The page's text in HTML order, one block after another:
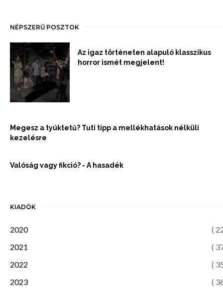
NÉPSZERŰ POSZTOK
Az igaz történeten alapuló klasszikus
horror ismét megjelent!
Megesz a tyúktetű? Tuti tipp a mellékhatások nélküli
kezelésre
Valóság vagy fikció? - A hasadék
KIADÓK
2020
(
2021
(
2022
(
2023
(